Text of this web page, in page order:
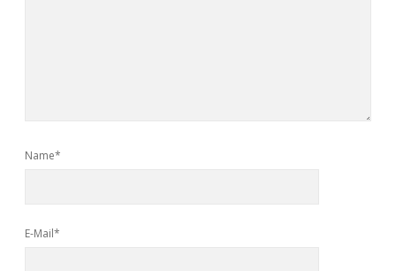
Name*
E-Mail*